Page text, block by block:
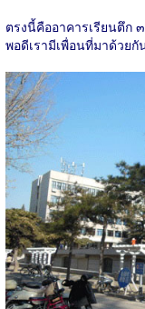
ตรงนี้คืออาคารเรียนตึก
พอดีเรามีเพื่อนที่มาด้วย